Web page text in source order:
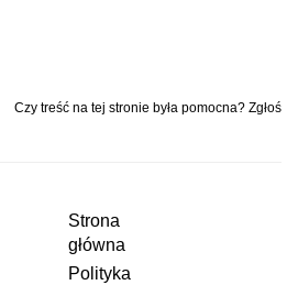
Czy treść na tej stronie była pomocna? Zgłoś
Strona
główna
Polityka